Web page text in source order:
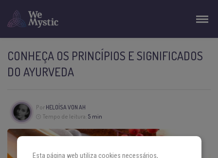
CONHEÇA OS PRINCÍPIOS E SIGNIFICADOS
DO AYURVEDA
Por HELOÍSA VON AH
Tempo de leitura: 5 min
Esta página web utiliza cookies necessários,